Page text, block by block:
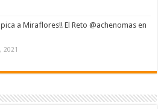
a Miraflores!! El Reto @achenomas en
2021